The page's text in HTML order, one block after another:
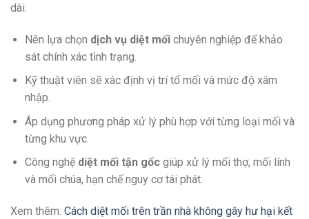
dài.
Nên lựa chọn dịch vụ diệt mốichuyên nghiệp để khảo
sát chính xác tình trạng.
Kỹ thuật viên sẽ xác định vị trí tổ mối và mức độ xâm
nhập.
Áp dụng phương pháp xử lý phù hợp với từng loại mối và
từng khu vực.
Công nghệ diệt mối tận gốcgiúp xử lý mối thợ, mối lính
và mối chúa, hạn chế nguy cơ tái phát.
Xem thêm: Cách diệt mối trên trần nhà không gây hư hại kết